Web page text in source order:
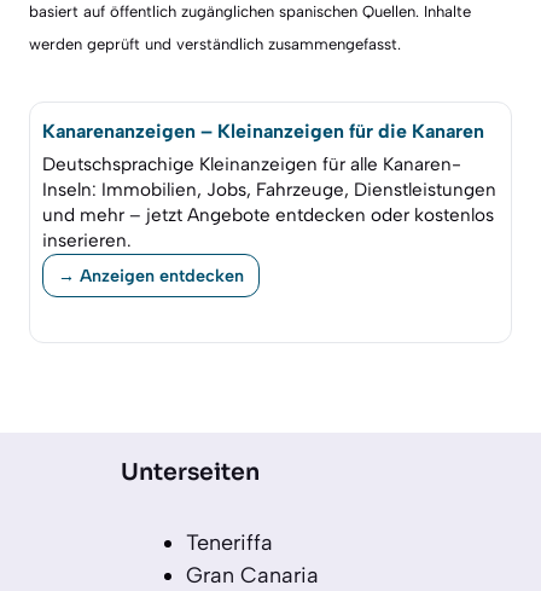
basiert auf öffentlich zugänglichen spanischen Quellen. Inhalte
werden geprüft und verständlich zusammengefasst.
Kanarenanzeigen – Kleinanzeigen für die Kanaren
Deutschsprachige Kleinanzeigen für alle Kanaren-
Inseln: Immobilien, Jobs, Fahrzeuge, Dienstleistungen
und mehr – jetzt Angebote entdecken oder kostenlos
inserieren.
→ Anzeigen entdecken
Unterseiten
Teneriffa
Gran Canaria